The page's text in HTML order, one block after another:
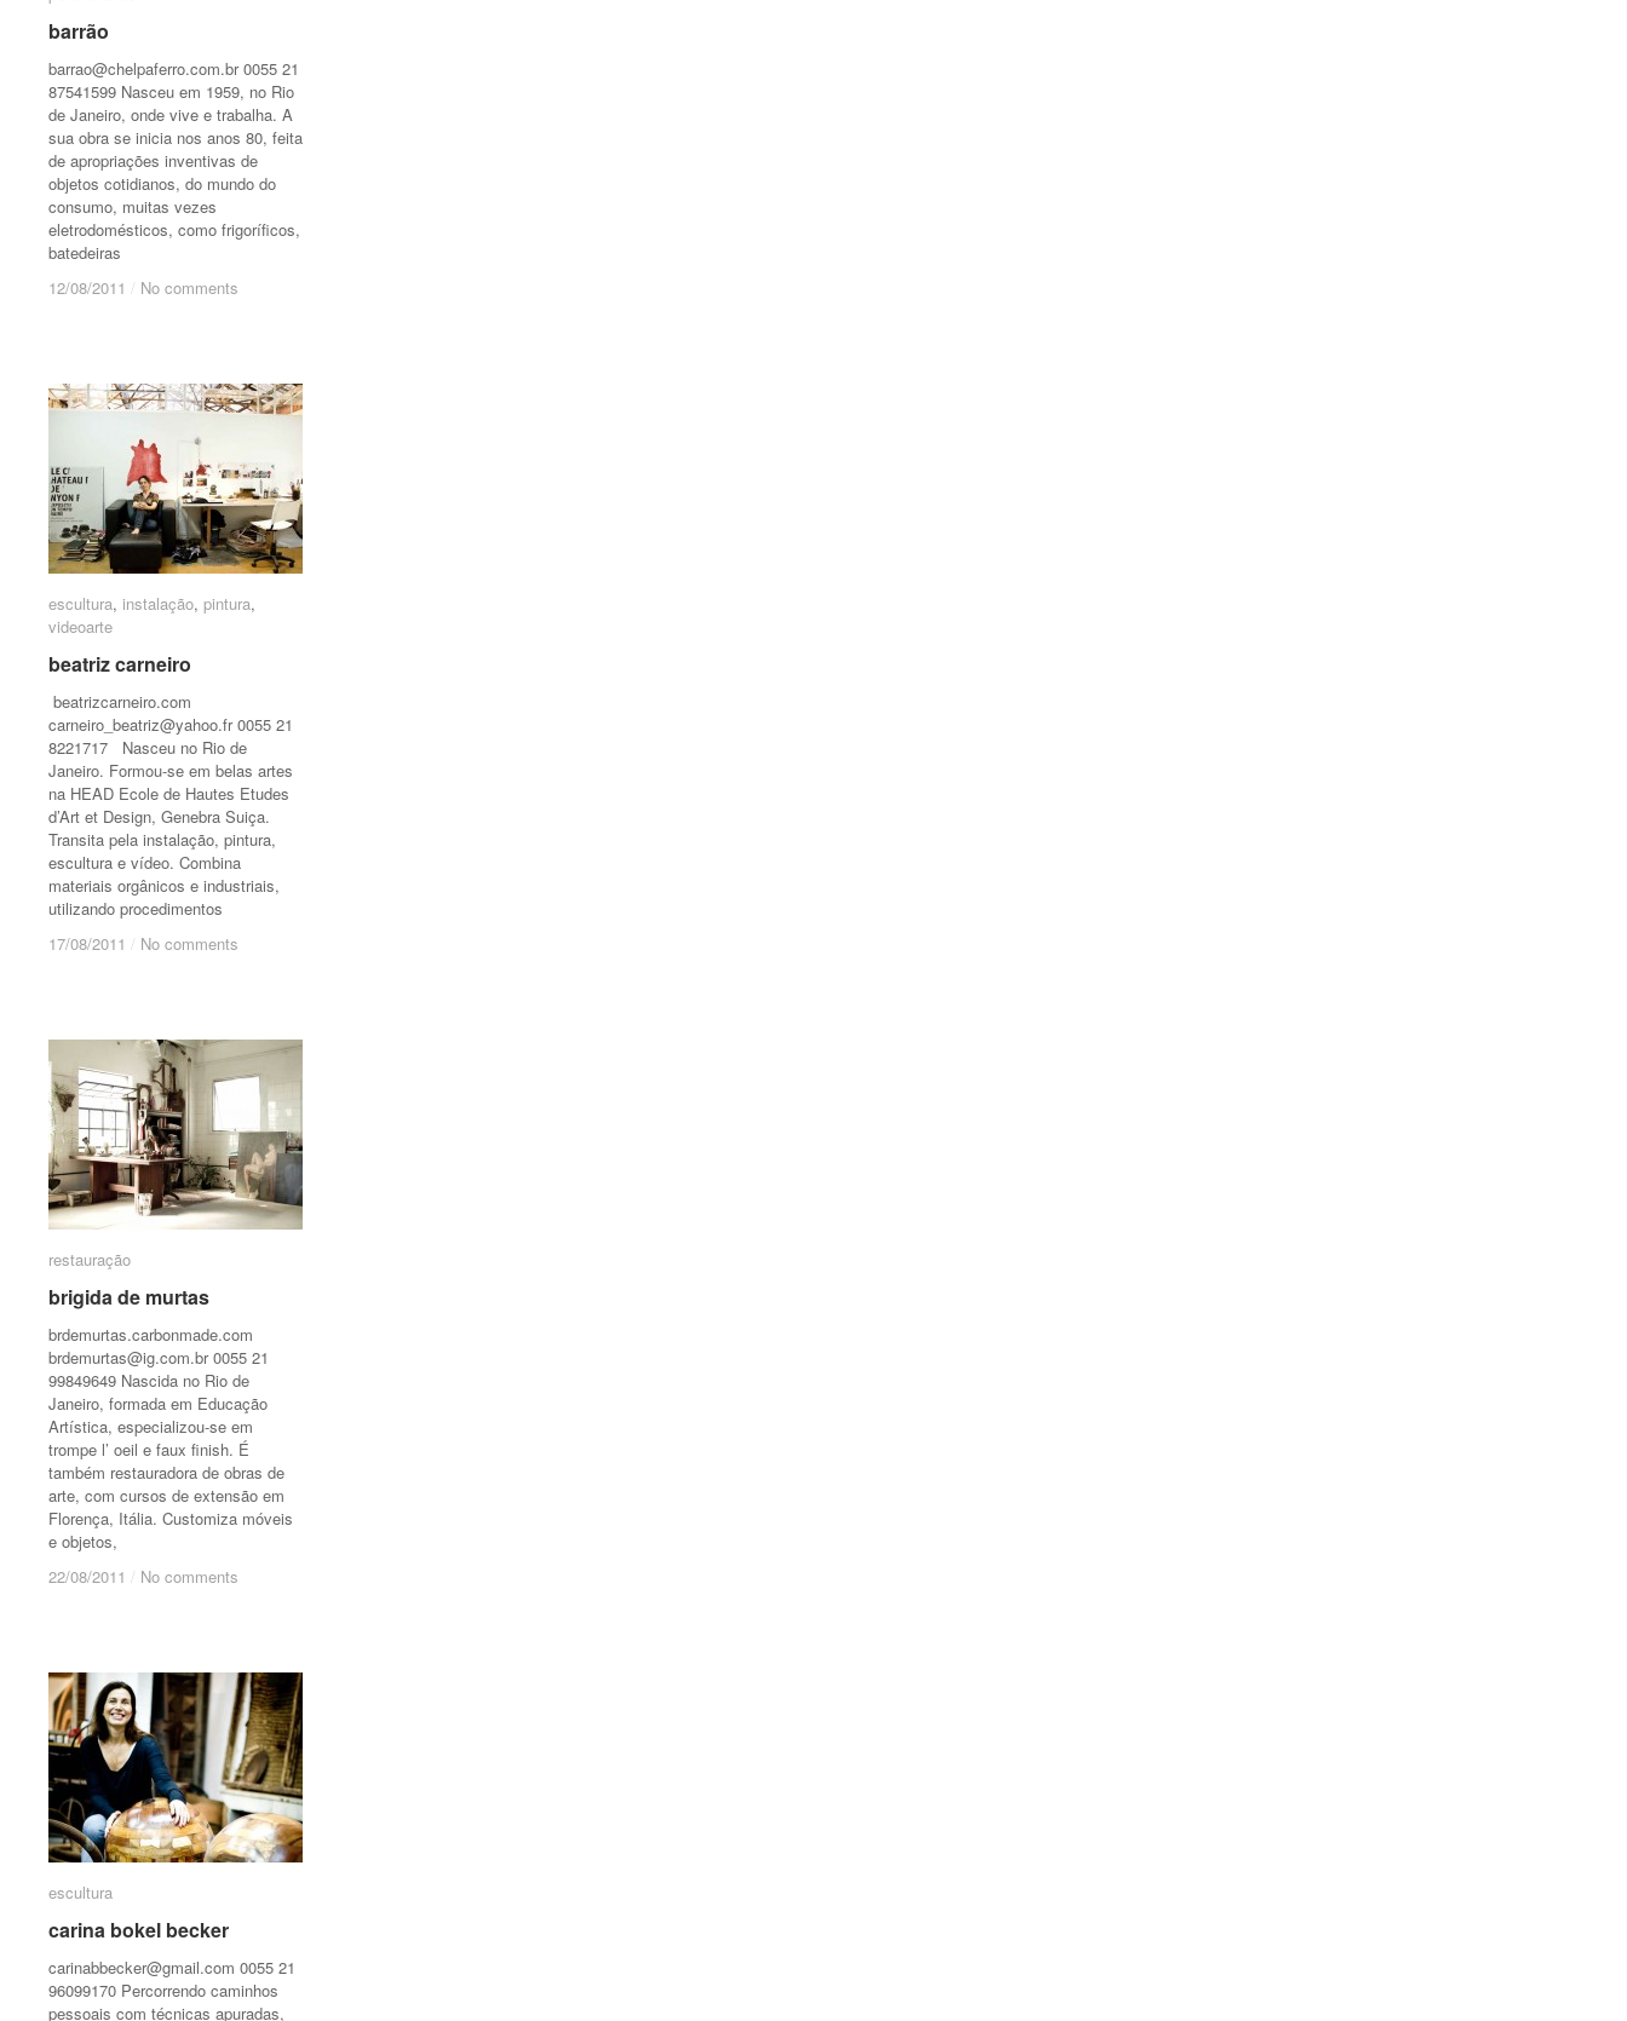
barrão
barrao@chelpaferro.com.br0055 21
87541599 Nasceu em 1959, no Rio
de Janeiro, onde vive e trabalha. A
sua obra se inicia nos anos 80, feita
de apropriações inventivas de
objetos cotidianos, do mundo do
consumo, muitas vezes
eletrodomésticos, como frigoríficos,
batedeiras
12/08/2011 / No comments
barrão
12/08/2011 / No comments
escultura, instalação, pintura,
videoarte
beatriz carneiro
beatrizcarneiro.com
carneiro_beatriz@yahoo.fr0055 21
8221717 Nasceu no Rio de
Janeiro. Formou-se em belas artes
na HEAD Ecole de Hautes Etudes
d’Art et Design, Genebra Suiça.
Transita pela instalação, pintura,
escultura e vídeo. Combina
materiais orgânicos e industriais,
utilizando procedimentos
17/08/2011 / No comments
escultura instalação pintura
videoarte
beatriz carneiro
17/08/2011 / No comments
restauração
brigida de murtas
brdemurtas.carbonmade.com
brdemurtas@ig.com.br0055 21
99849649 Nascida no Rio de
Janeiro, formada em Educação
Artística, especializou-se em
trompe l’ oeil e faux finish. É
também restauradora de obras de
arte, com cursos de extensão em
Florença, Itália. Customiza móveis
e objetos,
22/08/2011 / No comments
restauração
brigida de murtas
22/08/2011 / No comments
escultura
carina bokel becker
carinabbecker@gmail.com 0055 21
96099170 Percorrendo caminhos
pessoais com técnicas apuradas,
escultura
carina bokel becker